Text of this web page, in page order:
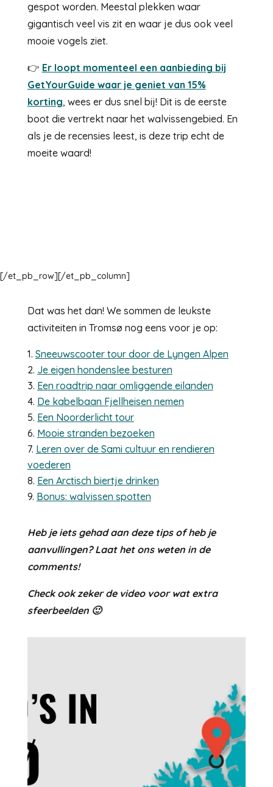
gespot worden. Meestal plekken waar
gigantisch veel vis zit en waar je dus ook veel
mooie vogels ziet.
👉 Er loopt momenteel een aanbieding bij
GetYourGuide waar je geniet van 15%
korting, wees er dus snel bij! Dit is de eerste
boot die vertrekt naar het walvissengebied. En
als je de recensies leest, is deze trip echt de
moeite waard!
[/et_pb_row][/et_pb_column]
Dat was het dan! We sommen de leukste
activiteiten in Tromsø nog eens voor je op:
Sneeuwscooter tour door de Lyngen Alpen
Je eigen hondenslee besturen
Een roadtrip naar omliggende eilanden
De kabelbaan Fjellheisen nemen
Een Noorderlicht tour
Mooie stranden bezoeken
Leren over de Sami cultuur en rendieren
voederen
Een Arctisch biertje drinken
Bonus: walvissen spotten
Heb je iets gehad aan deze tips of heb je
aanvullingen? Laat het ons weten in de
comments!
Check ook zeker de video voor wat extra
sfeerbeelden 🙂